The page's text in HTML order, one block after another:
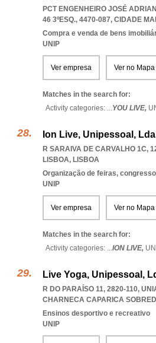
PCT ENGENHEIRO JOSÉ
46 3ºESQ., 4470-087, CIDADE
Compra e venda de bens
UNIP
Ver empresa Ver no Mapa
Matches in the search for:
Activity categories: ...YOU LIVE,
Ion Live, Unipessoal, Lda
R SARAIVA DE CARVALHO 1C,
LISBOA, LISBOA
Organização de feiras,
UNIP
Ver empresa Ver no Mapa
Matches in the search for:
Activity categories: ...ION LIVE,
Live Yoga, Unipessoal,
R DO PARAÍSO 11, 2820-110,
CHARNECA CAPARICA
Ensinos desportivo e recreativo
UNIP